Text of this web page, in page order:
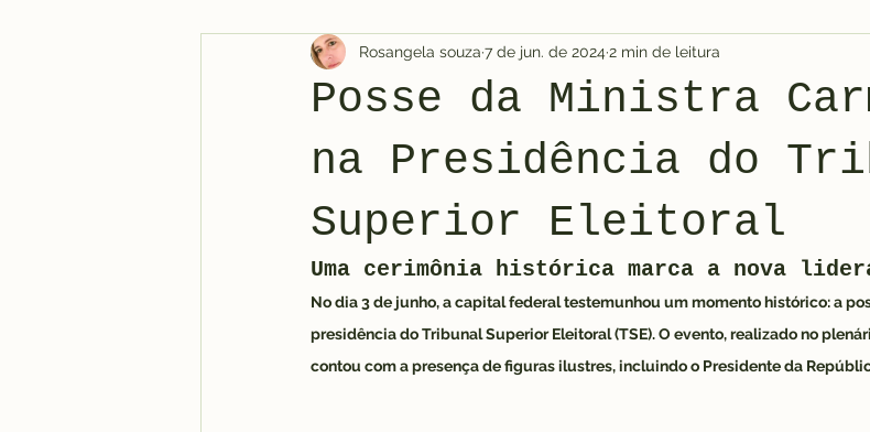
Posse da Ministra
na Presidência do
Superior Eleitoral
Rosangela souza 7 de jun. de 2024 2 min de leitura
Uma cerimônia histórica marca a nova
No dia 3 de junho, a capital federal testemunhou um momento histórico: a
presidência do Tribunal Superior Eleitoral (TSE). O evento, realizado no
contou com a presença de figuras ilustres, incluindo o Presidente da